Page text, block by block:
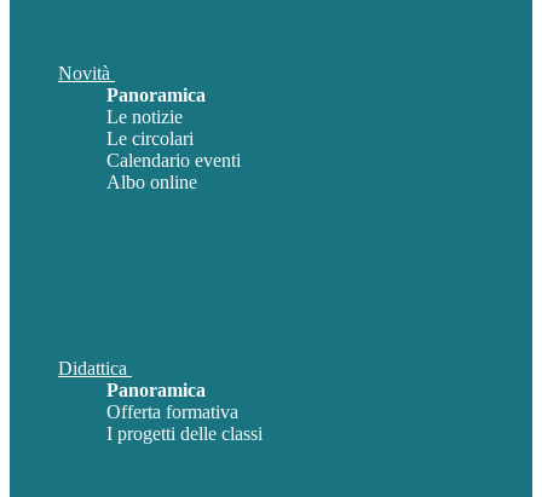
Novità
Panoramica
Le notizie
Le circolari
Calendario eventi
Albo online
Didattica
Panoramica
Offerta formativa
I progetti delle classi